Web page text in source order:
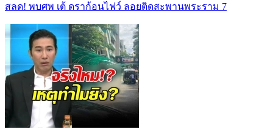
สลด! พบศพ เต้ ดราก้อนไฟว์ ลอยติดสะพานพระราม 7